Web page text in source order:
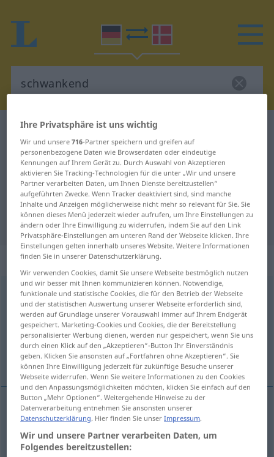
Deutsch-Dänisch Wörterbuch
Deutsch-Dänisch Übersetzung für
"schwankend"
"schwankend" Dänisch
Übersetzung
„schwankend“
schwankend
Übersicht aller Übersetzungen
(Für mehr Details die Übersetzung anklicken/antippen)
vaklende, ustadig, svingende
vaklende schwankend
ustadig schwankendunsicher
Ihre Privatsphäre ist uns wichtig
Wir und unsere716-Partner speichern und greifen auf
personenbezogene Daten wie Browserdaten oder eindeutige
Kennungen auf Ihrem Gerät zu. Durch Auswahl von Akzeptieren
aktivieren Sie Tracking-Technologien für die unter „Wir und unsere
Partner verarbeiten Daten, um Ihnen Dienste bereitzustellen“
aufgeführten Zwecke. Wenn Tracker deaktiviert sind, sind manche
Inhalte und Anzeigen möglicherweise nicht mehr so relevant für Sie. Sie
können dieses Menü jederzeit wieder aufrufen, um Ihre Einstellungen zu
ändern oder Ihre Einwilligung zu widerrufen, indem Sie auf den Link
Privatsphäre-Einstellungen am unteren Rand der Webseite klicken. Ihre
Einstellungen gelten innerhalb unseres Website. Weitere Informationen
finden Sie in unserer Datenschutzerklärung.
Wir verwenden Cookies, damit Sie unsere Webseite bestmöglich nutzen
und wir besser mit Ihnen kommunizieren können. Notwendige,
funktionale und statistische Cookies, die für den Betrieb der Webseite
und der statistischen Auswertung unserer Webseite erforderlich sind,
werden auf Grundlage unserer Vorauswahl immer auf Ihrem Endgerät
gespeichert. Marketing-Cookies und Cookies, die der Bereitstellung
personalisierter Werbung dienen, werden nur gespeichert, wenn Sie uns
durch einen Klick auf den „Akzeptieren“-Button Ihr Einverständnis
geben. Klicken Sie ansonsten auf „Fortfahren ohne Akzeptieren“. Sie
können Ihre Einwilligung jederzeit für zukünftige Besuche unserer
Webseite widerrufen. Wenn Sie weitere Informationen zu den Cookies
und den Anpassungsmöglichkeiten möchten, klicken Sie einfach auf den
Button „Mehr Optionen“. Weitergehende Hinweise zu der
Datenverarbeitung entnehmen Sie ansonsten unserer
Datenschutzerklärung. Hier finden Sie unserImpressum.
Wir und unsere Partner verarbeiten Daten, um
Folgendes bereitzustellen: